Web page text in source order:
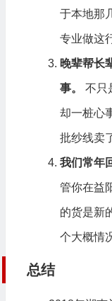
于本地那
专业做这
晚辈帮长
事。 不只
却一桩心
批纱线卖
我们常年
管你在益
的货是新
个大概情
总结